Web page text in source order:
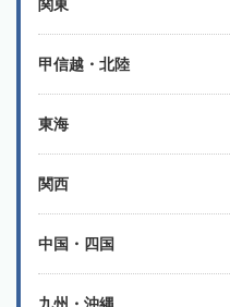
関東
甲信越・北陸
東海
関西
中国・四国